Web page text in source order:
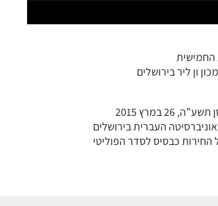
ון ליר בירושלים
26 במרץ 2015
העברית בירושלים
החירות כבסיס לסדר הפוליטי